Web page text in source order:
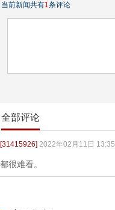
当前新闻共有1条评论
全部评论
[31415926] 2022年02月11日 13:35
都很难看。